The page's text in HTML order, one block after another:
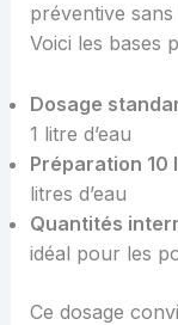
préventive
Voici les bases
Dosage
1 litre d’eau
Préparation 10
litres d’eau
Quantités
idéal pour les
Ce dosage